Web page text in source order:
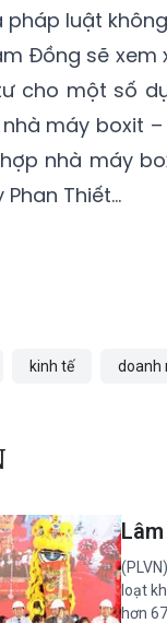
pháp luật
Đồng sẽ
cho một số
máy boxit
nhà máy
Phan Thiết…
kinh tế doanh
loạt
hơn